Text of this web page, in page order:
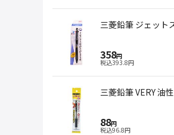
三菱鉛筆 ジェット
358円
税込393.8円
三菱鉛筆 VERY 油
88円
税込96.8円